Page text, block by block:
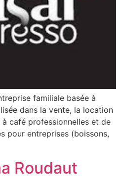
familiale basée à
dans la vente, la location
à café professionnelles et de
pour entreprises (boissons,
Roudaut